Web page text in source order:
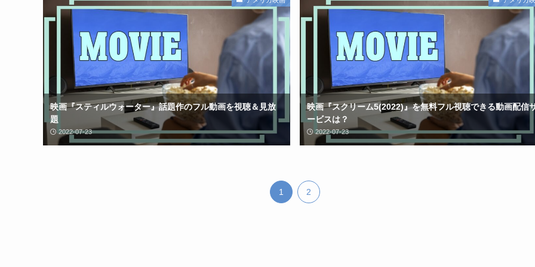
映画『スティルウォーター』話題作のフル動画を視聴＆見放
題
2022-07-23
映画『スクリーム5(2022)』を無料フル視聴できる動画配信
ービスは？
2022-07-23
1 2